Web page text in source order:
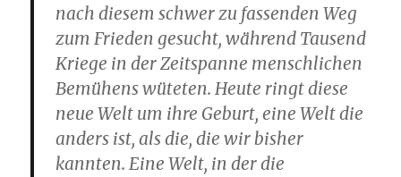
nach diesem schwer zu fassenden Weg
zum Frieden gesucht, während Tausend
Kriege in der Zeitspanne menschlichen
Bemühens wüteten. Heute ringt diese
neue Welt um ihre Geburt, eine Welt die
anders ist, als die, die wir bisher
kannten. Eine Welt, in der die